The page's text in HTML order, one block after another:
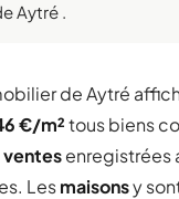
Aytré .
de Aytré
€/m²tous biens
ventesenregistrées
Lesmaisonsy